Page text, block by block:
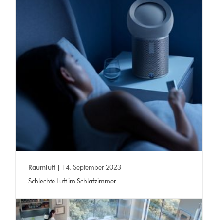
Raumluft |
14. September 2023
Schlechte Luft im Schlafzimmer